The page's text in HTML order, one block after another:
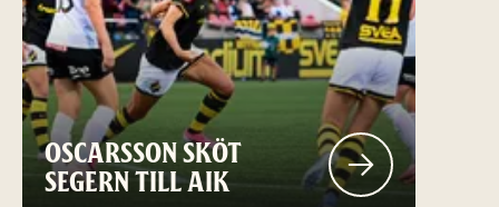
OSCARSSON SKÖT
SEGERN TILL AIK